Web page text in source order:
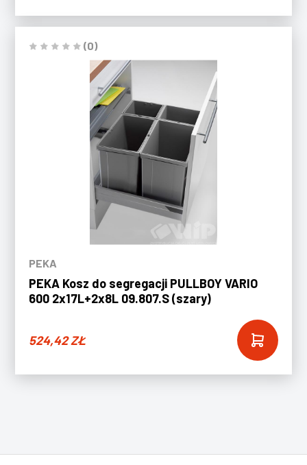
(0)
PEKA
PEKA Kosz do segregacji PULLBOY VARIO
600 2x17L+2x8L 09.807.S (szary)
524,42ZŁ